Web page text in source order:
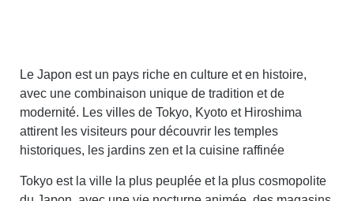
Le Japon est un pays riche en culture et en histoire,
avec une combinaison unique de tradition et de
modernité. Les villes de Tokyo, Kyoto et Hiroshima
attirent les visiteurs pour découvrir les temples
historiques, les jardins zen et la cuisine raffinée
Tokyo est la ville la plus peuplée et la plus cosmopolite